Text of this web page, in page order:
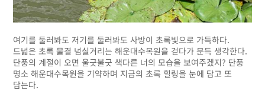
여기를 둘러봐도 저기를 둘러봐도 사방이 초록빛으로 가득하다.
드넓은 초록 물결 넘실거리는 해운대수목원을 걷다가 문득 생각한다.
단풍의 계절이 오면 울긋불긋 색다른 너의 모습을 보여주겠지? 단풍
명소 해운대수목원을 기약하며 지금의 초록 힐링을 눈에 담고 또
담는다.